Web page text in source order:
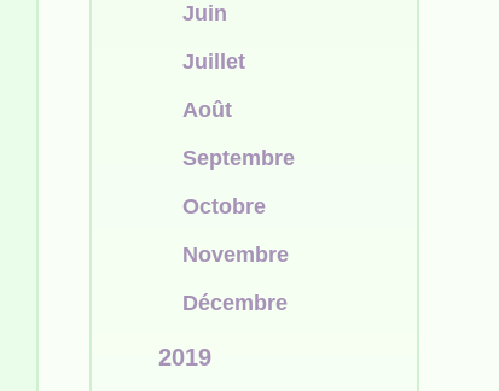
Juin
Juillet
Août
Septembre
Octobre
Novembre
Décembre
2019